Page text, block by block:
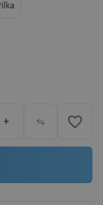
+ favorite_border